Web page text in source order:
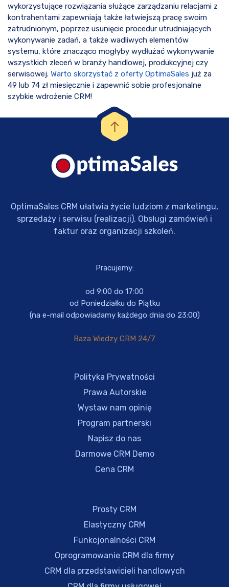
wykorzystujące rozwiązania służące zarządzaniu relacjami z
kontrahentami zapewniają także łatwiejszą pracę swoim
zatrudnionym, poprzez usunięcie procedur utrudniających
wykonywanie zadań, a także wadliwych elementów
systemu, które znacząco mogłyby wydłużać wykonywanie
wszystkich zleceń w branży handlowej, produkcyjnej czy
serwisowej. Warto skorzystać z oferty OptimaSales już za
49 lub 74 zł miesięcznie i zapewnić sobie profesjonalne
szybkie wdrożenie CRM!
OptimaSales CRM ułatwia życie ludziom z marketingu,
sprzedaży i serwisu (realizacji). Obsługi zamówień i
faktur oraz organizacji szkoleń.
Pracujemy:
od 9:00 do 17:00
od Poniedziałku do Piątku
(na e-mail odpowiadamy każdego dnia do 23:00)
Baza Wiedzy CRM 24/7
Polityka Prywatności
Prawa Autorskie
Wystaw nam opinię
Program partnerski
Napisz do nas
Darmowe CRM Demo
Cena CRM
Prosty CRM
Elastyczny CRM
Funkcjonalności CRM
Oprogramowanie CRM dla firmy
CRM dla przedstawicieli handlowych